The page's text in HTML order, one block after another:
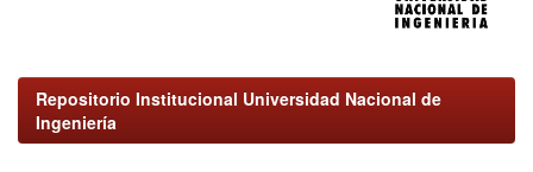
Repositorio Institucional Universidad Nacional de
Ingeniería